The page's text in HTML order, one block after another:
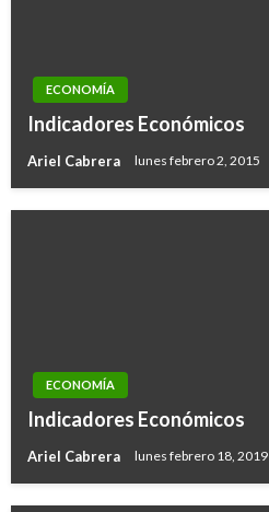
ECONOMÍA
Indicadores Económicos
Ariel Cabrera lunes febrero 2, 2015
ECONOMÍA
Indicadores Económicos
Ariel Cabrera lunes febrero 18, 2019